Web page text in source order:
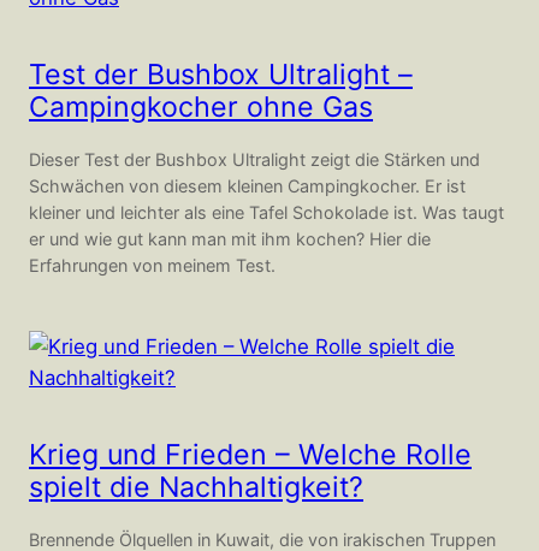
Test der Bushbox Ultralight –
Campingkocher ohne Gas
Dieser Test der Bushbox Ultralight zeigt die Stärken und
Schwächen von diesem kleinen Campingkocher. Er ist
kleiner und leichter als eine Tafel Schokolade ist. Was taugt
er und wie gut kann man mit ihm kochen? Hier die
Erfahrungen von meinem Test.
Krieg und Frieden – Welche Rolle
spielt die Nachhaltigkeit?
Brennende Ölquellen in Kuwait, die von irakischen Truppen